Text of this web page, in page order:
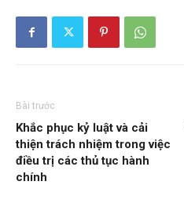
Bài trước
Khắc phục kỷ luật và cải
thiện trách nhiệm trong việc
điều trị các thủ tục hành
chính